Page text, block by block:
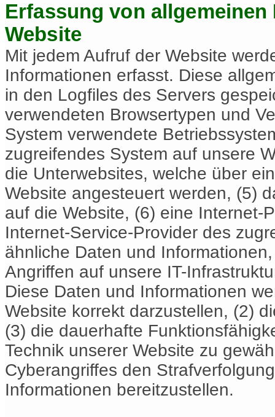
Erfassung von
Website
Mit jedem Aufruf der Website
Informationen erfasst. Diese
in den Logfiles des Servers
verwendeten Browsertypen und
System verwendete
zugreifendes System auf unsere
die Unterwebsites, welche über
Website angesteuert werden, (5)
auf die Website, (6) eine Internet-
Internet-Service-Provider des
ähnliche Daten und
Angriffen auf unsere IT-
Diese Daten und Informationen
Website korrekt darzustellen, (2)
(3) die dauerhafte
Technik unserer Website zu
Cyberangriffes den
Informationen bereitzustellen.